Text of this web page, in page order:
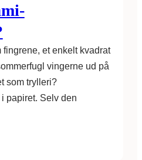
et enkelt kvadrat
vingerne ud på
som trylleri?
papiret. Selv den